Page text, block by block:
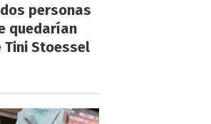
personas
quedarían
Tini Stoessel